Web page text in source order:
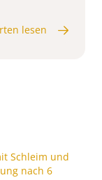
lesen
Schleim und
nach 6